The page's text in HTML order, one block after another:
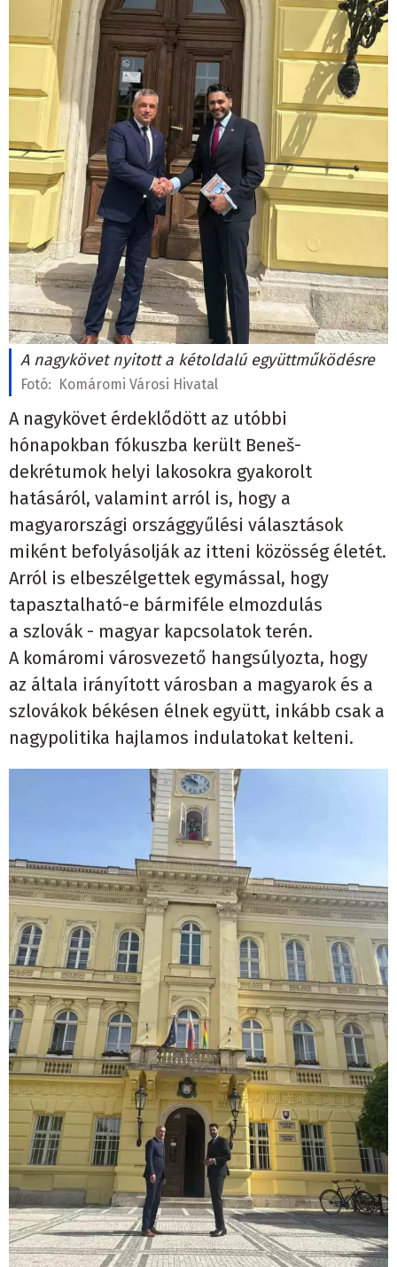
A nagykövet nyitott a kétoldalú együttműködésre
Fotó: Komáromi Városi Hivatal
A nagykövet érdeklődött az utóbbi
hónapokban fókuszba került Beneš-
dekrétumok helyi lakosokra gyakorolt
hatásáról, valamint arról is, hogy a
magyarországi országgyűlési választások
miként befolyásolják az itteni közösség életét.
Arról is elbeszélgettek egymással, hogy
tapasztalható-e bármiféle elmozdulás
a szlovák - magyar kapcsolatok terén.
A komáromi városvezető hangsúlyozta, hogy
az általa irányított városban a magyarok és a
szlovákok békésen élnek együtt, inkább csak a
nagypolitika hajlamos indulatokat kelteni.